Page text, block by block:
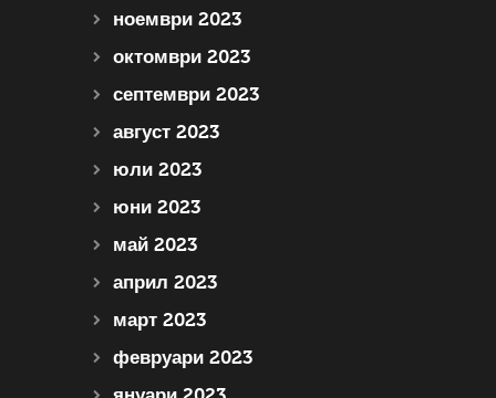
ноември 2023
октомври 2023
септември 2023
август 2023
юли 2023
юни 2023
май 2023
април 2023
март 2023
февруари 2023